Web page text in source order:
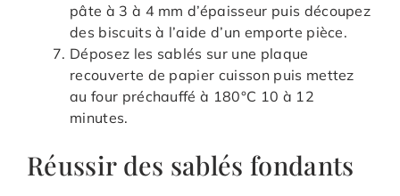
pâte à 3 à 4 mm d’épaisseur puis découpez
des biscuits à l’aide d’un emporte pièce.
Déposez les sablés sur une plaque
recouverte de papier cuisson puis mettez
au four préchauffé à 180°C 10 à 12
minutes.
Réussir des sablés fondants